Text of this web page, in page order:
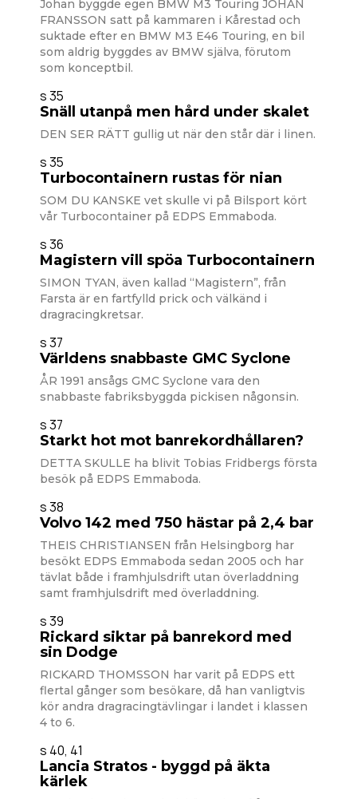
Johan byggde egen BMW M3 Touring JOHAN
FRANSSON satt på kammaren i Kårestad och
suktade efter en BMW M3 E46 Touring, en bil
som aldrig byggdes av BMW själva, förutom
som konceptbil.
s 35
Snäll utanpå men hård under skalet
DEN SER RÄTT gullig ut när den står där i linen.
s 35
Turbocontainern rustas för nian
SOM DU KANSKE vet skulle vi på Bilsport kört
vår Turbocontainer på EDPS Emmaboda.
s 36
Magistern vill spöa Turbocontainern
SIMON TYAN, även kallad “Magistern”, från
Farsta är en fartfylld prick och välkänd i
dragracingkretsar.
s 37
Världens snabbaste GMC Syclone
ÅR 1991 ansågs GMC Syclone vara den
snabbaste fabriksbyggda pickisen någonsin.
s 37
Starkt hot mot banrekordhållaren?
DETTA SKULLE ha blivit Tobias Fridbergs första
besök på EDPS Emmaboda.
s 38
Volvo 142 med 750 hästar på 2,4 bar
THEIS CHRISTIANSEN från Helsingborg har
besökt EDPS Emmaboda sedan 2005 och har
tävlat både i framhjulsdrift utan överladdning
samt framhjulsdrift med överladdning.
s 39
Rickard siktar på banrekord med
sin Dodge
RICKARD THOMSSON har varit på EDPS ett
flertal gånger som besökare, då han vanligtvis
kör andra dragracingtävlingar i landet i klassen
4 to 6.
s 40, 41
Lancia Stratos - byggd på äkta
kärlek